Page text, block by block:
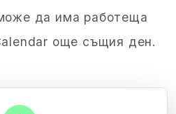
да има работеща
още същия ден.